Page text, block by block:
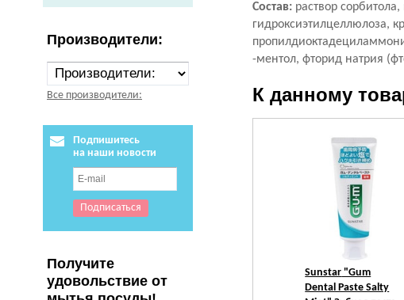
Производители:
Все производители:
Подпишитесь
на наши новости
Получите
удовольствие от
Состав: раствор
гидроксиэтилцеллюлоза,
-ментол, фторид натрия
К данному
Sunstar "Gum
Dental Paste Salty